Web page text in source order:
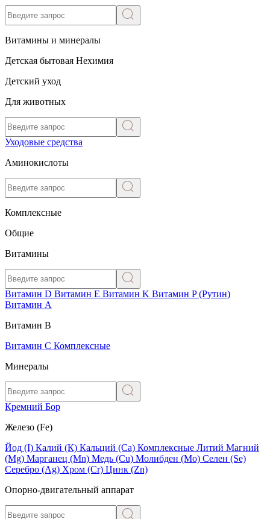
Витамины и минералы
Детская бытовая Нехимия
Детский уход
Для животных
Уходовые средства
Аминокислоты
Комплексные
Общие
Витамины
Витамин D Витамин E Витамин K Витамин P (Рутин)
Витамин А
Витамин В
Витамин C Комплексные
Минералы
Кремний Бор
Железо (Fe)
Йод (I) Калий (К) Кальций (Са) Комплексные Литий Магний
(Mg) Марганец (Mn) Медь (Сu) Молибден (Мо) Селен (Se)
Серебро (Ag) Хром (Cr) Цинк (Zn)
Опорно-двигательный аппарат